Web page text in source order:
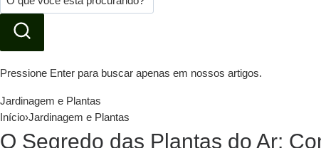
Pressione Enter para buscar apenas em nossos artigos.
Jardinagem e Plantas
Início›Jardinagem e Plantas
O Segredo das Plantas do Ar: